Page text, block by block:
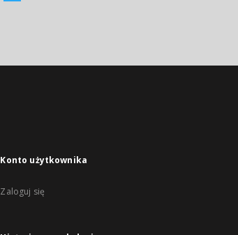
Konto użytkownika
Zaloguj się